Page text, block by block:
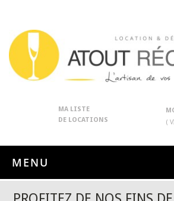
MA LISTE
DE LOCATIONS
(
MENU